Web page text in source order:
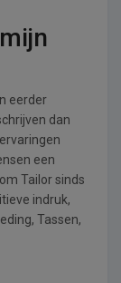
eerder
dan
een
Tailor sinds
indruk,
Tassen,